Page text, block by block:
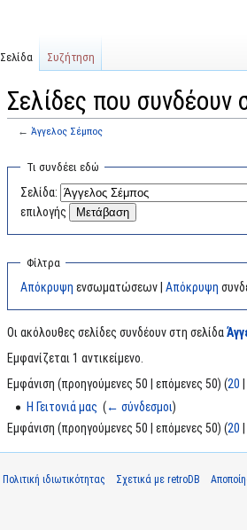
Σελίδες που συνδέουν
← Άγγελος Σέμπος
Μετάβαση
πλοήγηση
Πήδηση
αναζήτηση
Τι συνδέει εδώ
Σελίδα:
επιλογής
Φίλτρα
Απόκρυψη ενσωματώσεων | Απόκρυψη
Οι ακόλουθες σελίδες συνδέουν στη σελίδα
Εμφανίζεται 1 αντικείμενο.
Εμφάνιση (προηγούμενες 50 | επόμενες 50) (20
Η Γειτονιά μας ‎(← σύνδεσμοι)
Εμφάνιση (προηγούμενες 50 | επόμενες 50) (20
Σελίδα Συζήτηση
Πολιτική ιδιωτικότητας Σχετικά με retroDB